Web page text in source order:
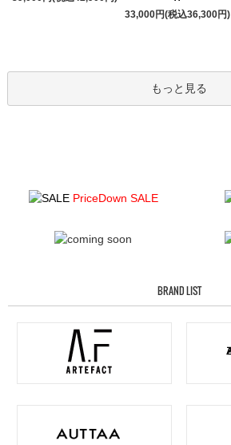
33,000円(税込36,300円)
もっと見る
PriceDown SALE
BRAND LIST